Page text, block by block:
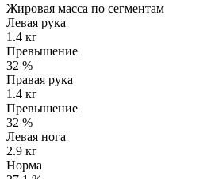
Жировая масса по сегментам
Левая рука
1.4 кг
Превышение
32 %
Правая рука
1.4 кг
Превышение
32 %
Левая нога
2.9 кг
Норма